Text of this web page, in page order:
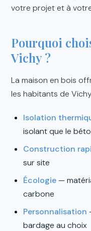
votre projet et à
Pourquoi
Vichy ?
La maison en bois
les habitants de
Isolation
isolant que le
Construction
sur site
Écologie—
carbone
Personnalisation
bardage au choix